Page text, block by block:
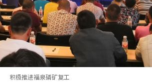
积极推进福泉磷矿复工